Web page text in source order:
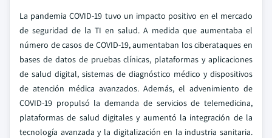
La pandemia COVID-19 tuvo un impacto positivo en el mercado
de seguridad de la TI en salud. A medida que aumentaba el
número de casos de COVID-19, aumentaban los ciberataques en
bases de datos de pruebas clínicas, plataformas y aplicaciones
de salud digital, sistemas de diagnóstico médico y dispositivos
de atención médica avanzados. Además, el advenimiento de
COVID-19 propulsó la demanda de servicios de telemedicina,
plataformas de salud digitales y aumentó la integración de la
tecnología avanzada y la digitalización en la industria sanitaria.